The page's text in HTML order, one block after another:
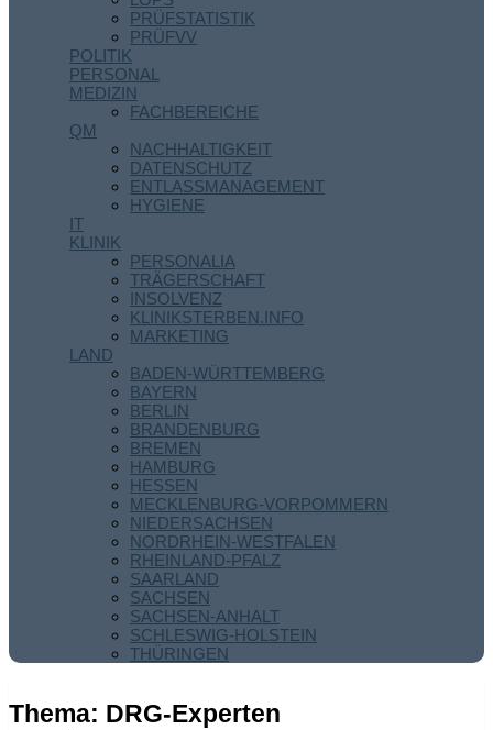
PRÜFSTATISTIK
PRÜFVV
POLITIK
PERSONAL
MEDIZIN
FACHBEREICHE
QM
NACHHALTIGKEIT
DATENSCHUTZ
ENTLASSMANAGEMENT
HYGIENE
IT
KLINIK
PERSONALIA
TRÄGERSCHAFT
INSOLVENZ
KLINIKSTERBEN.INFO
MARKETING
LAND
BADEN-WÜRTTEMBERG
BAYERN
BERLIN
BRANDENBURG
BREMEN
HAMBURG
HESSEN
MECKLENBURG-VORPOMMERN
NIEDERSACHSEN
NORDRHEIN-WESTFALEN
RHEINLAND-PFALZ
SAARLAND
SACHSEN
SACHSEN-ANHALT
SCHLESWIG-HOLSTEIN
THÜRINGEN
Thema: DRG-Experten